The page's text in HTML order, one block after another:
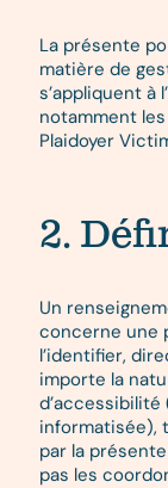
La présente
matière de
s’appliquent à
notamment
Plaidoyer
2.
Un
concerne une
l’identifier,
importe la
informatisée),
par la
pas les